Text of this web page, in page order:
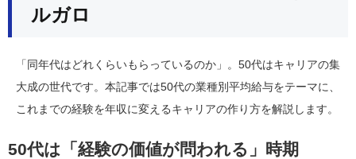
ルガロ
「同年代はどれくらいもらっているのか」。50代はキャリアの集
大成の世代です。本記事では50代の業種別平均給与をテーマに、
これまでの経験を年収に変えるキャリアの作り方を解説します。
50代は「経験の価値が問われる」時期